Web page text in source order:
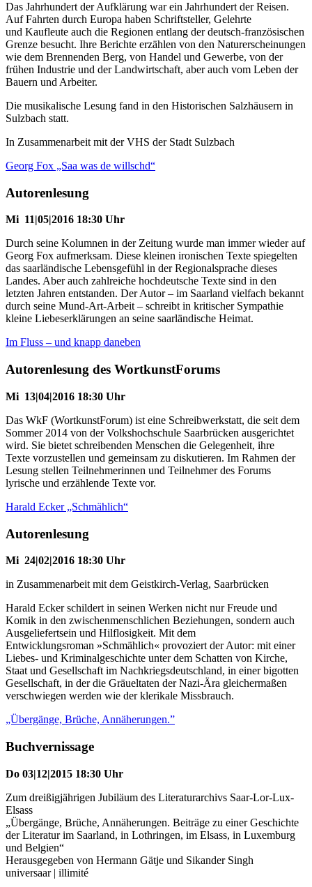
Das Jahrhundert der Aufklärung war ein Jahrhundert der Reisen.
Auf Fahrten durch Europa haben Schriftsteller, Gelehrte
und Kaufleute auch die Regionen entlang der deutsch-französischen
Grenze besucht. Ihre Berichte erzählen von den Naturerscheinungen
wie dem Brennenden Berg, von Handel und Gewerbe, von der
frühen Industrie und der Landwirtschaft, aber auch vom Leben der
Bauern und Arbeiter.
Die musikalische Lesung fand in den Historischen Salzhäusern in
Sulzbach statt.
In Zusammenarbeit mit der VHS der Stadt Sulzbach
Georg Fox „Saa was de willschd“
Autorenlesung
Mi 11|05|2016 18:30 Uhr
Durch seine Kolumnen in der Zeitung wurde man immer wieder auf
Georg Fox aufmerksam. Diese kleinen ironischen Texte spiegelten
das saarländische Lebensgefühl in der Regionalsprache dieses
Landes. ­Aber auch zahlreiche hochdeutsche Texte sind in den
letzten Jahren entstanden. Der Autor – im Saarland vielfach bekannt
durch seine Mund-Art-Arbeit – schreibt in kritischer Sympathie
kleine Liebeserklärungen an seine saarländische Heimat.
Im Fluss – und knapp daneben
Autorenlesung des WortkunstForums
Mi 13|04|2016 18:30 Uhr
Das WkF (WortkunstForum) ist eine Schreibwerkstatt, die seit dem
Sommer 2014 von der Volkshochschule Saarbrücken ausgerichtet
wird. Sie bietet schreibenden Menschen die Gelegenheit, ihre
Texte vorzustellen und gemeinsam zu diskutieren. Im Rahmen der
Lesung stellen Teilnehmerinnen und Teilnehmer des Forums
lyrische und erzählende Texte vor.
Harald Ecker „Schmählich“
Autorenlesung
Mi 24|02|2016 18:30 Uhr
in Zusammenarbeit mit dem Geistkirch-Verlag, Saarbrücken
Harald Ecker schildert in seinen Werken nicht nur Freude und
Komik in den zwischenmenschlichen Beziehungen, sondern auch
Ausgeliefertsein und Hilflosigkeit. Mit dem
Entwicklungsroman »Schmählich« provoziert der Autor: mit einer
Liebes- und Kriminalgeschichte unter dem Schatten von Kirche,
Staat und Gesellschaft im Nachkriegsdeutschland, in einer bigotten
Gesellschaft, in der die Gräueltaten der Nazi-Ära gleichermaßen
verschwiegen werden wie der klerikale Missbrauch.
„Übergänge, Brüche, Annäherungen.”
Buchvernissage
Do 03|12|2015 18:30 Uhr
Zum dreißigjährigen Jubiläum des Literaturarchivs Saar-Lor-Lux-
Elsass
„Übergänge, Brüche, Annäherungen. Beiträge zu einer Geschichte
der Literatur im Saarland, in Lothringen, im Elsass, in Luxemburg
und Belgien“
Herausgegeben von Hermann Gätje und Sikander Singh
universaar | illimité